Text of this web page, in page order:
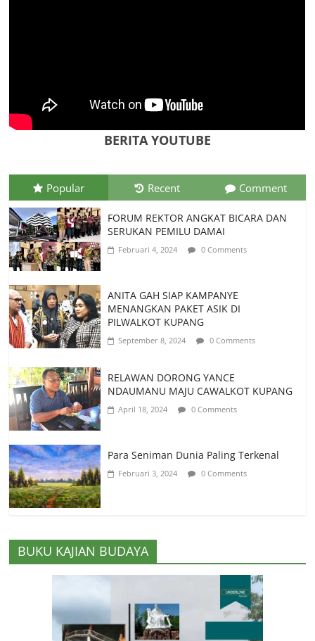
“Loce” di Manggarai Barat, Diusulkan
Jadi Warisan Budaya Takbenda
Juli 26, 2026 0 Comments
BERITA YOUTUBE
Popular Recent Comment
FORUM REKTOR ANGKAT BICARA DAN
SERUKAN PEMILU DAMAI
Februari 4, 2024 0 Comments
ANITA GAH SIAP KAMPANYE
MENANGKAN PAKET ASIK DI
PILWALKOT KUPANG
September 8, 2024 0 Comments
RELAWAN DORONG YANCE
NDAUMANU MAJU CAWALKOT KUPANG
April 18, 2024 0 Comments
Para Seniman Dunia Paling Terkenal
Februari 3, 2024 0 Comments
BUKU KAJIAN BUDAYA